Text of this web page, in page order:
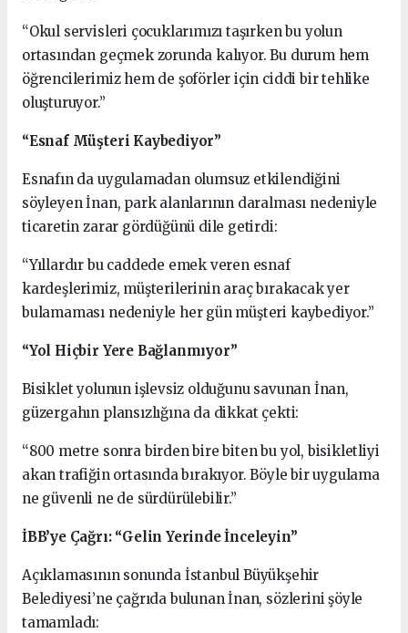
“Okul servisleri çocuklarımızı taşırken bu yolun
ortasından geçmek zorunda kalıyor. Bu durum hem
öğrencilerimiz hem de şoförler için ciddi bir tehlike
oluşturuyor.”
“Esnaf Müşteri Kaybediyor”
Esnafın da uygulamadan olumsuz etkilendiğini
söyleyen İnan, park alanlarının daralması nedeniyle
ticaretin zarar gördüğünü dile getirdi:
“Yıllardır bu caddede emek veren esnaf
kardeşlerimiz, müşterilerinin araç bırakacak yer
bulamaması nedeniyle her gün müşteri kaybediyor.”
“Yol Hiçbir Yere Bağlanmıyor”
Bisiklet yolunun işlevsiz olduğunu savunan İnan,
güzergahın plansızlığına da dikkat çekti:
“800 metre sonra birden bire biten bu yol, bisikletliyi
akan trafiğin ortasında bırakıyor. Böyle bir uygulama
ne güvenli ne de sürdürülebilir.”
İBB’ye Çağrı: “Gelin Yerinde İnceleyin”
Açıklamasının sonunda İstanbul Büyükşehir
Belediyesi’ne çağrıda bulunan İnan, sözlerini şöyle
tamamladı: